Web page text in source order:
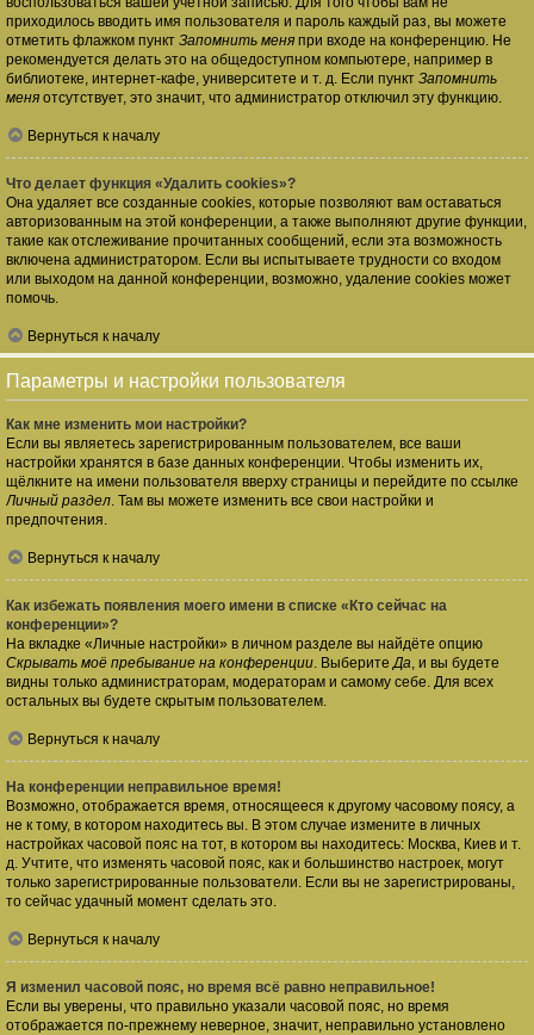
приходилось вводить имя пользователя и пароль каждый раз, вы можете
отметить флажком пункт Запомнить меня при входе на конференцию. Не
рекомендуется делать это на общедоступном компьютере, например в
библиотеке, интернет-кафе, университете и т. д. Если пункт Запомнить
меня отсутствует, это значит, что администратор отключил эту функцию.
Вернуться к началу
Что делает функция «Удалить cookies»?
Она удаляет все созданные cookies, которые позволяют вам оставаться
авторизованным на этой конференции, а также выполняют другие функции,
такие как отслеживание прочитанных сообщений, если эта возможность
включена администратором. Если вы испытываете трудности со входом
или выходом на данной конференции, возможно, удаление cookies может
помочь.
Вернуться к началу
Параметры и настройки пользователя
Как мне изменить мои настройки?
Если вы являетесь зарегистрированным пользователем, все ваши
настройки хранятся в базе данных конференции. Чтобы изменить их,
щёлкните на имени пользователя вверху страницы и перейдите по ссылке
Личный раздел. Там вы можете изменить все свои настройки и
предпочтения.
Вернуться к началу
Как избежать появления моего имени в списке «Кто сейчас на
конференции»?
На вкладке «Личные настройки» в личном разделе вы найдёте опцию
Скрывать моё пребывание на конференции. ВыберитеДа, и вы будете
видны только администраторам, модераторам и самому себе. Для всех
остальных вы будете скрытым пользователем.
Вернуться к началу
На конференции неправильное время!
Возможно, отображается время, относящееся к другому часовому поясу, а
не к тому, в котором находитесь вы. В этом случае измените в личных
настройках часовой пояс на тот, в котором вы находитесь: Москва, Киев и т.
д. Учтите, что изменять часовой пояс, как и большинство настроек, могут
только зарегистрированные пользователи. Если вы не зарегистрированы,
то сейчас удачный момент сделать это.
Вернуться к началу
Я изменил часовой пояс, но время всё равно неправильное!
Если вы уверены, что правильно указали часовой пояс, но время
отображается по-прежнему неверное, значит, неправильно установлено